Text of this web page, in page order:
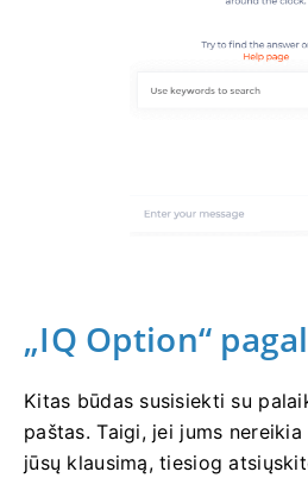
„IQ Option“
Kitas būdas susisiekti su
paštas. Taigi, jei jums
jūsų klausimą, tiesiog